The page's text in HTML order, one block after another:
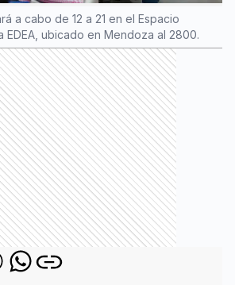
a cabo de 12 a 21 en el Espacio
EDEA, ubicado en Mendoza al 2800.